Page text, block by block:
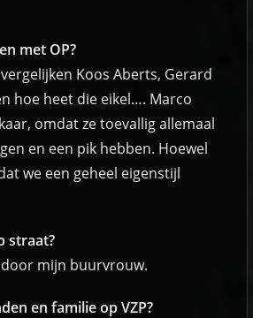
met OP?
Koos Aberts, Gerard
hoe heet die eikel…. Marco
omdat ze toevallig allemaal
en een pik hebben. Hoewel
we een geheel eigenstijl
straat?
mijn buurvrouw.
en familie op VZP?